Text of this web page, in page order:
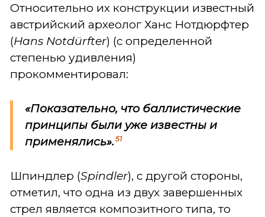
Относительно их конструкции известный
австрийский археолог Ханс Нотдюрфтер
(Hans Notdürfter) (с определенной
степенью удивления)
прокомментировал:
«Показательно, что баллистические
принципы были уже известны и
применялись». 51
Шпиндлер (Spindler), с другой стороны,
отметил, что одна из двух завершенных
стрел является композитного типа, то